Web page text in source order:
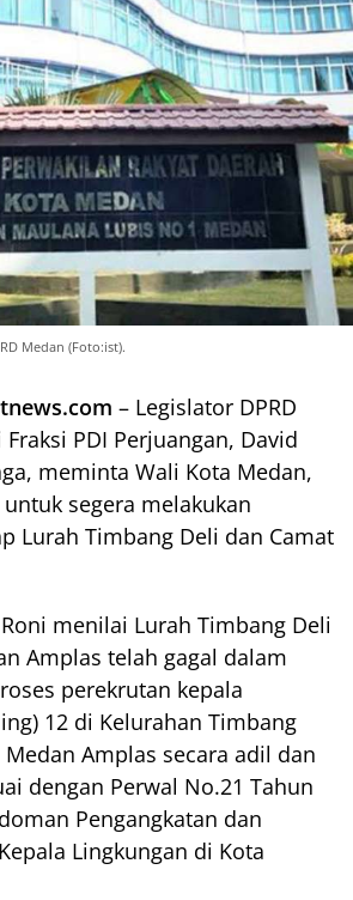
Medan (Foto:ist).
– Legislator DPRD
PDI Perjuangan, David
meminta Wali Kota Medan,
segera melakukan
Lurah Timbang Deli dan Camat
menilai Lurah Timbang Deli
Amplas telah gagal dalam
perekrutan kepala
12 di Kelurahan Timbang
Amplas secara adil dan
dengan Perwal No.21 Tahun
Pengangkatan dan
Lingkungan di Kota